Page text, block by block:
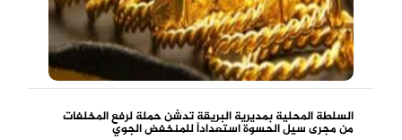
السلطة المحلية بمديرية البريقة تدشن حملة لرفع المخلفات
من مجرى سيل الحسوة استعداداً للمنخفض الجوي